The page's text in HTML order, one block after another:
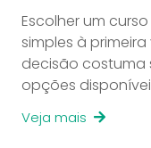
Escolher um
simples à
decisão costuma
opções
Veja mais